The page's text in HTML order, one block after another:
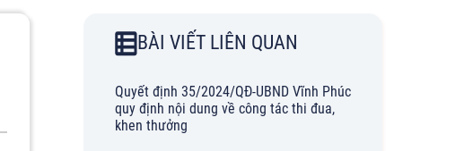
BÀI VIẾT LIÊN QUAN
Quyết định 35/2024/QĐ-UBND Vĩnh Phúc
quy định nội dung về công tác thi đua,
khen thưởng